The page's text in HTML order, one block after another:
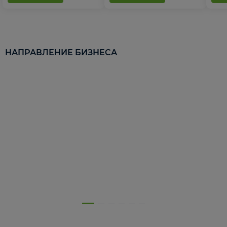
НАПРАВЛЕНИЕ БИЗНЕСА